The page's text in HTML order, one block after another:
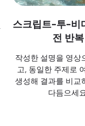
스크립트-투-비
전 반복
작성한 설명을 영상
고, 동일한 주제로
생성해 결과를 비교
다듬으세